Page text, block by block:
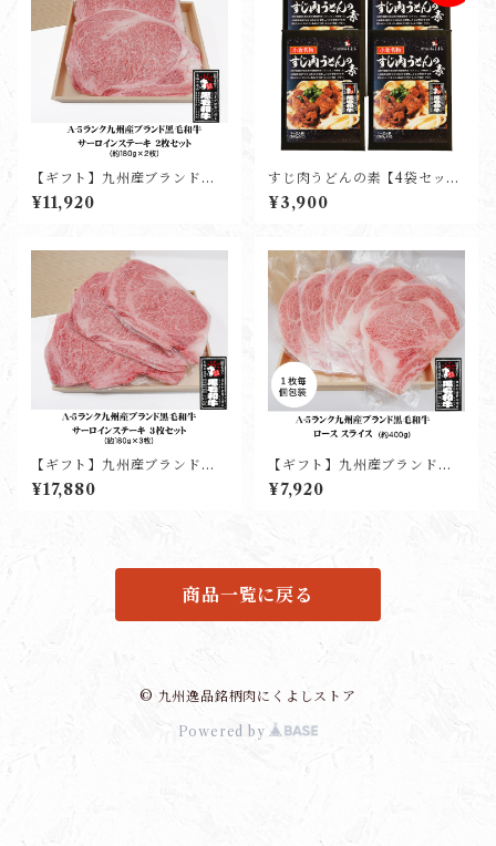
【ギフト】九州産ブランド黒
毛和牛サーロインステーキ(2
枚入り)
¥11,920
すじ肉うどんの素【4袋セッ
ト】
¥3,900
【ギフト】九州産ブランド黒
毛和牛サーロインステーキ(3
枚入り)
¥17,880
【ギフト】九州産ブランド黒
毛和牛ローススライス(約400
g)
¥7,920
商品一覧に戻る
© 九州逸品銘柄肉にくよしストア
Powered by